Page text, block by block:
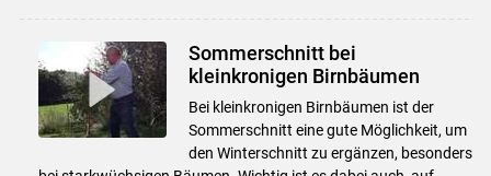
Sommerschnitt bei
kleinkronigen Birnbäumen
Bei kleinkronigen Birnbäumen ist der
Sommerschnitt eine gute Möglichkeit, um
den Winterschnitt zu ergänzen, besonders